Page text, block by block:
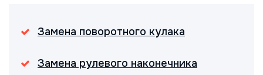
Замена поворотного кулака
Замена рулевого наконечника